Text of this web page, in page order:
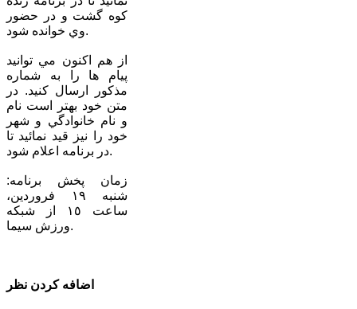
كوه گشت و در حضور
وي خوانده شود.
از هم اكنون مي توانيد
پيام ها را به شماره
مذكور ارسال كنيد. در
متن خود بهتر است نام
و نام خانوادگي و شهر
خود را نيز قيد نمائيد تا
در برنامه اعلام شود.
زمان پخش برنامه:
شنبه ١٩ فروردين،
ساعت ١٥ از شبكه
ورزش سيما.
اضافه کردن نظر